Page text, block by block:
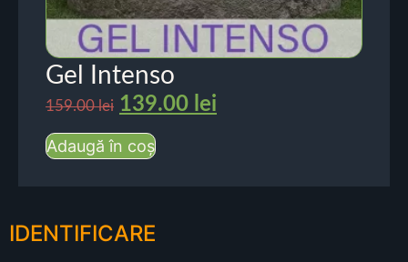
Gel Intenso
159.00lei 139.00 lei
Adaugă în coș
IDENTIFICARE